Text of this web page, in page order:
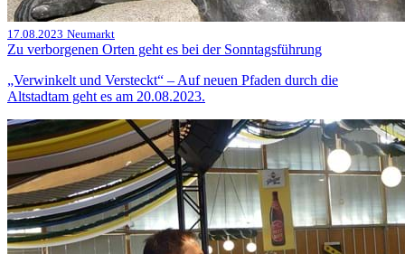
17.08.2023 Neumarkt
Zu verborgenen Orten geht es bei der Sonntagsführung
„Verwinkelt und Versteckt“ – Auf neuen Pfaden durch die
Altstadtam geht es am 20.08.2023.